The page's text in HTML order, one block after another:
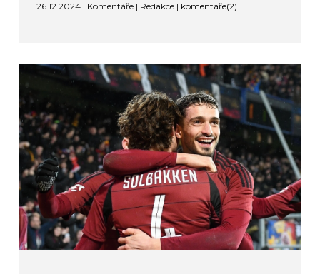
26.12.2024 | Komentáře | Redakce | komentáře(2)